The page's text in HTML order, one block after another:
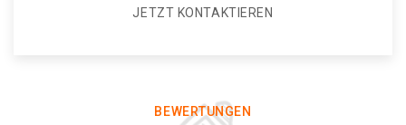
JETZT KONTAKTIEREN
BEWERTUNGEN